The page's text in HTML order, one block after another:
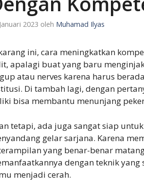
2023 oleh Muhamad Ilyas
ini, cara meningkatkan
apalagi buat yang baru
atau nerves karena harus
Di tambah lagi, dengan
bisa membantu menunjang
tetapi, ada juga sangat siap
gelar sarjana. Karena
yang benar-benar
dengan teknik
menjadi cerah.